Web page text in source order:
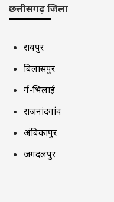
छत्तीसगढ़ जिला
रायपुर
बिलासपुर
दुर्ग-भिलाई
राजनांदगांव
अंबिकापुर
जगदलपुर